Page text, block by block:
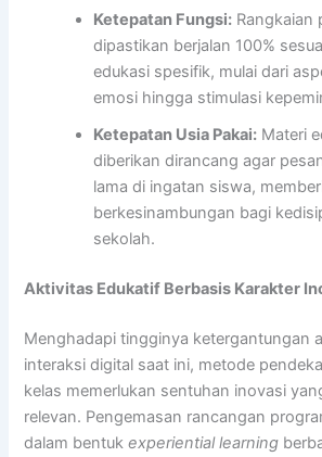
Ketepatan Fungsi: Rangkaian
dipastikan berjalan 100%
edukasi spesifik, mulai dari
emosi hingga stimulasi
Ketepatan Usia Pakai: Materi
diberikan dirancang agar
lama di ingatan siswa,
berkesinambungan bagi
sekolah.
Aktivitas Edukatif Berbasis Karakter
Menghadapi tingginya ketergantungan
interaksi digital saat ini, metode
kelas memerlukan sentuhan inovasi
relevan. Pengemasan rancangan
dalam bentukexperiential learning